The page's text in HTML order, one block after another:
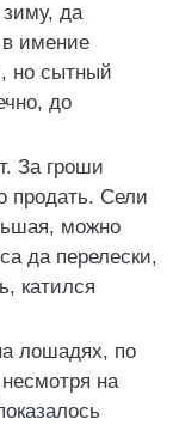
да
в имение
но сытный
до
За гроши
продать. Сели
можно
да перелески,
катился
лошадях, по
на